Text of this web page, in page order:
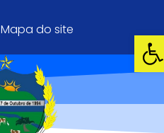
Mapa do site